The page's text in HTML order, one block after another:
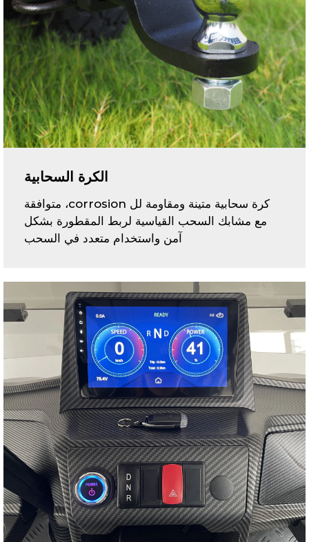
الكرة السحابية
كرة سحابية متينة ومقاومة لل corrosion، متوافقة
مع مشابك السحب القياسية لربط المقطورة بشكل
آمن واستخدام متعدد في السحب